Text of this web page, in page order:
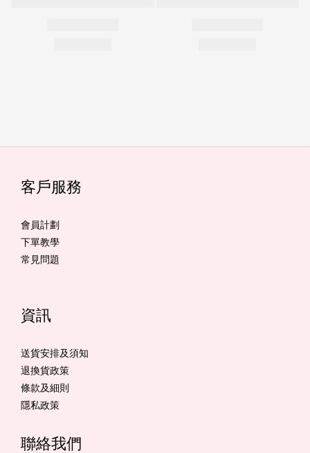
客戶服務
會員計劃
下單教學
常見問題
資訊
送貨安排及須知
退換貨政策
條款及細則
隱私政策
聯絡我們